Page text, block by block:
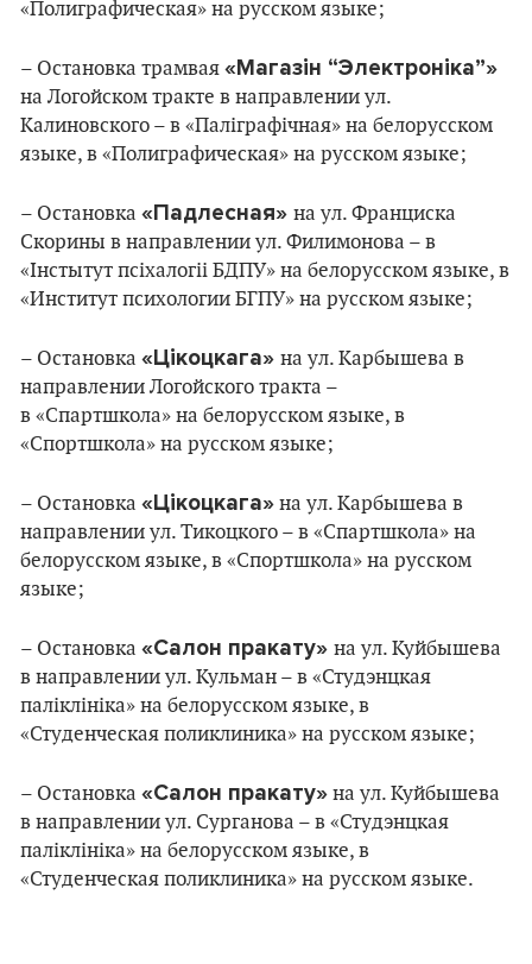
«Полиграфическая» на русском языке;
– Остановка трамвая «Магазін “Электроніка”»
на Логойском тракте в направлении ул.
Калиновского – в «Паліграфічная» на белорусском
языке, в «Полиграфическая» на русском языке;
– Остановка «Падлесная» на ул. Франциска
Скорины в направлении ул. Филимонова – в
«Інстытут псіхалогіі БДПУ» на белорусском языке, в
«Институт психологии БГПУ» на русском языке;
– Остановка «Цікоцкага» на ул. Карбышева в
направлении Логойского тракта –
в «Спартшкола» на белорусском языке, в
«Спортшкола» на русском языке;
– Остановка «Цікоцкага» на ул. Карбышева в
направлении ул. Тикоцкого – в «Спартшкола» на
белорусском языке, в «Спортшкола» на русском
языке;
– Остановка «Салон пракату» на ул. Куйбышева
в направлении ул. Кульман – в «Студэнцкая
паліклініка» на белорусском языке, в
«Студенческая поликлиника» на русском языке;
– Остановка «Салон пракату» на ул. Куйбышева
в направлении ул. Сурганова – в «Студэнцкая
паліклініка» на белорусском языке, в
«Студенческая поликлиника» на русском языке.